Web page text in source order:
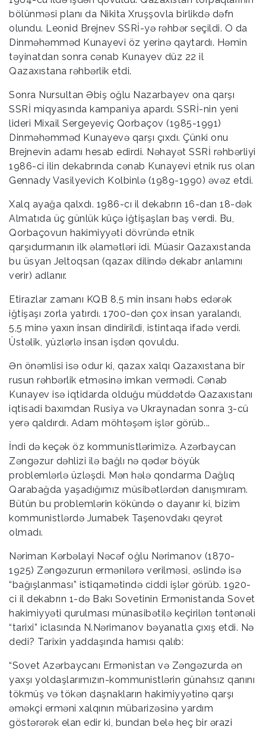
bölünməsi planı da Nikita Xruşşovla birlikdə dəfn
olundu. Leonid Brejnev SSRİ-yə rəhbər seçildi. O da
Dinməhəmməd Kunayevi öz yerinə qaytardı. Həmin
təyinatdan sonra cənab Kunayev düz 22 il
Qazaxıstana rəhbərlik etdi.
Sonra Nursultan Əbiş oğlu Nazarbayev ona qarşı
SSRİ miqyasında kampaniya apardı. SSRİ-nin yeni
lideri Mixail Sergeyeviç Qorbaçov (1985-1991)
Dinməhəmməd Kunayevə qarşı çıxdı. Çünki onu
Brejnevin adamı hesab edirdi. Nəhayət SSRİ rəhbərliyi
1986-ci ilin dekabrında cənab Kunayevi etnik rus olan
Gennady Vasilyevich Kolbinlə (1989-1990) əvəz etdi.
Xalq ayağa qalxdı. 1986-cı il dekabrın 16-dan 18-dək
Almatıda üç günlük küçə iğtişaşları baş verdi. Bu,
Qorbaçovun hakimiyyəti dövründə etnik
qarşıdurmanın ilk əlamətləri idi. Müasir Qazaxıstanda
bu üsyan Jeltoqsan (qazax dilində dekabr anlamını
verir) adlanır.
Etirazlar zamanı KQB 8,5 min insanı həbs edərək
iğtişaşı zorla yatırdı. 1700-dən çox insan yaralandı,
5,5 minə yaxın insan dindirildi, istintaqa ifadə verdi.
Üstəlik, yüzlərlə insan işdən qovuldu.
Ən önəmlisi isə odur ki, qazax xalqı Qazaxıstana bir
rusun rəhbərlik etməsinə imkan vermədi. Cənab
Kunayev isə iqtidarda olduğu müddətdə Qazaxıstanı
iqtisadi baxımdan Rusiya və Ukraynadan sonra 3-cü
yerə qaldırdı. Adam möhtəşəm işlər görüb...
İndi də keçək öz kommunistlərimizə. Azərbaycan
Zəngəzur dəhlizi ilə bağlı nə qədər böyük
problemlərlə üzləşdi. Mən hələ qondarma Dağlıq
Qarabağda yaşadığımız müsibətlərdən danışmıram.
Bütün bu problemlərin kökündə o dayanır ki, bizim
kommunistlərdə Jumabek Taşenovdakı qeyrət
olmadı.
Nəriman Kərbəlayi Nəcəf oğlu Nərimanov (1870-
1925) Zəngəzurun ermənilərə verilməsi, əslində isə
“bağışlanması” istiqamətində ciddi işlər görüb. 1920-
ci il dekabrın 1-də Bakı Sovetinin Ermənistanda Sovet
hakimiyyəti qurulması münasibətilə keçirilən təntənəli
“tarixi” iclasında N.Nərimanov bəyanatla çıxış etdi. Nə
dedi? Tarixin yaddaşında hamısı qalıb:
“Sovet Azərbaycanı Ermənistan və Zəngəzurda ən
yaxşı yoldaşlarımızın-kommunistlərin günahsız qanını
tökmüş və tökən daşnakların hakimiyyətinə qarşı
əməkçi erməni xalqının mübarizəsinə yardım
göstərərək elan edir ki, bundan belə heç bir ərazi